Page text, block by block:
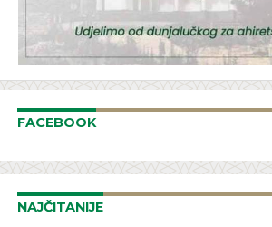
FACEBOOK
NAJČITANIJE